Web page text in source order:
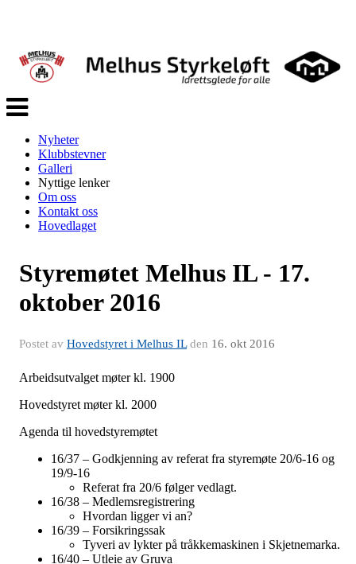
Veksle
navigasjon
Nyheter
Klubbstevner
Galleri
Nyttige lenker
Om oss
Kontakt oss
Hovedlaget
Styremøtet Melhus IL - 17.
oktober 2016
Postet av Hovedstyret i Melhus ILden 16. okt 2016
Arbeidsutvalget møter kl. 1900
Hovedstyret møter kl. 2000
Agenda til hovedstyremøtet
16/37 – Godkjenning av referat fra styremøte 20/6-16 og
19/9-16
Referat fra 20/6 følger vedlagt.
16/38 – Medlemsregistrering
Hvordan ligger vi an?
16/39 – Forsikringssak
Tyveri av lykter på tråkkemaskinen i Skjetnemarka.
16/40 – Utleie av Gruva